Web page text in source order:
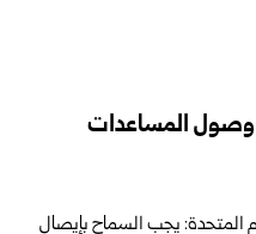
وصول المساعدات